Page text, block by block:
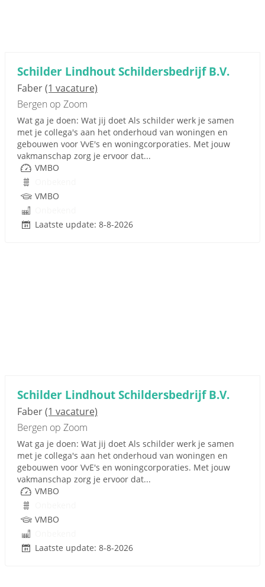
Schilder Lindhout Schildersbedrijf B.V.
Faber(1 vacature)
Bergen op Zoom
Wat ga je doen: Wat jij doet Als schilder werk je samen
met je collega's aan het onderhoud van woningen en
gebouwen voor VvE's en woningcorporaties. Met jouw
vakmanschap zorg je ervoor dat...
VMBO
VMBO
Laatste update: 8-8-2026
Schilder Lindhout Schildersbedrijf B.V.
Faber(1 vacature)
Bergen op Zoom
Wat ga je doen: Wat jij doet Als schilder werk je samen
met je collega's aan het onderhoud van woningen en
gebouwen voor VvE's en woningcorporaties. Met jouw
vakmanschap zorg je ervoor dat...
VMBO
VMBO
Laatste update: 8-8-2026